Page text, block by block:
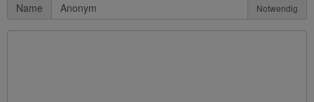
Name Notwendig